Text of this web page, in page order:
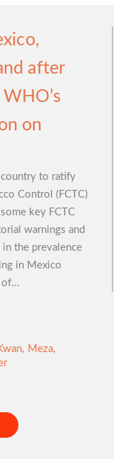
after
on
country to ratify
Control (FCTC)
key FCTC
warnings and
in the prevalence
in Mexico
, Meza,